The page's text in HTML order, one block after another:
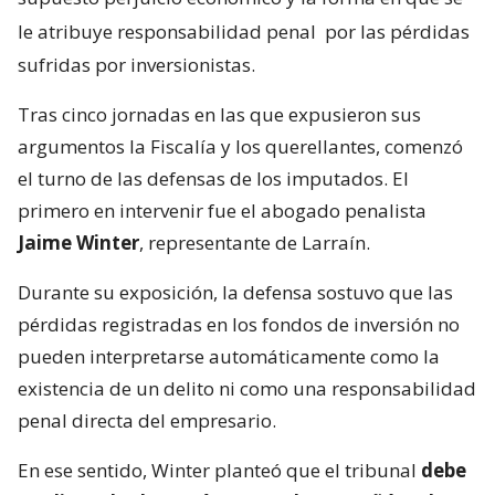
le atribuye responsabilidad penal por las pérdidas
sufridas por inversionistas.
Tras cinco jornadas en las que expusieron sus
argumentos la Fiscalía y los querellantes, comenzó
el turno de las defensas de los imputados. El
primero en intervenir fue el abogado penalista
Jaime Winter, representante de Larraín.
Durante su exposición, la defensa sostuvo que las
pérdidas registradas en los fondos de inversión no
pueden interpretarse automáticamente como la
existencia de un delito ni como una responsabilidad
penal directa del empresario.
En ese sentido, Winter planteó que el tribunal debe